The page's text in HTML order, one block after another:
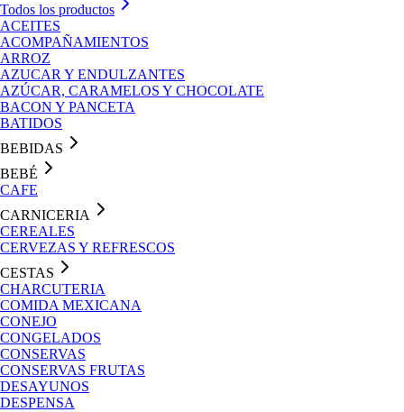
Todos los productos
ACEITES
ACOMPAÑAMIENTOS
ARROZ
AZUCAR Y ENDULZANTES
AZÚCAR, CARAMELOS Y CHOCOLATE
BACON Y PANCETA
BATIDOS
BEBIDAS
BEBÉ
CAFE
CARNICERIA
CEREALES
CERVEZAS Y REFRESCOS
CESTAS
CHARCUTERIA
COMIDA MEXICANA
CONEJO
CONGELADOS
CONSERVAS
CONSERVAS FRUTAS
DESAYUNOS
DESPENSA